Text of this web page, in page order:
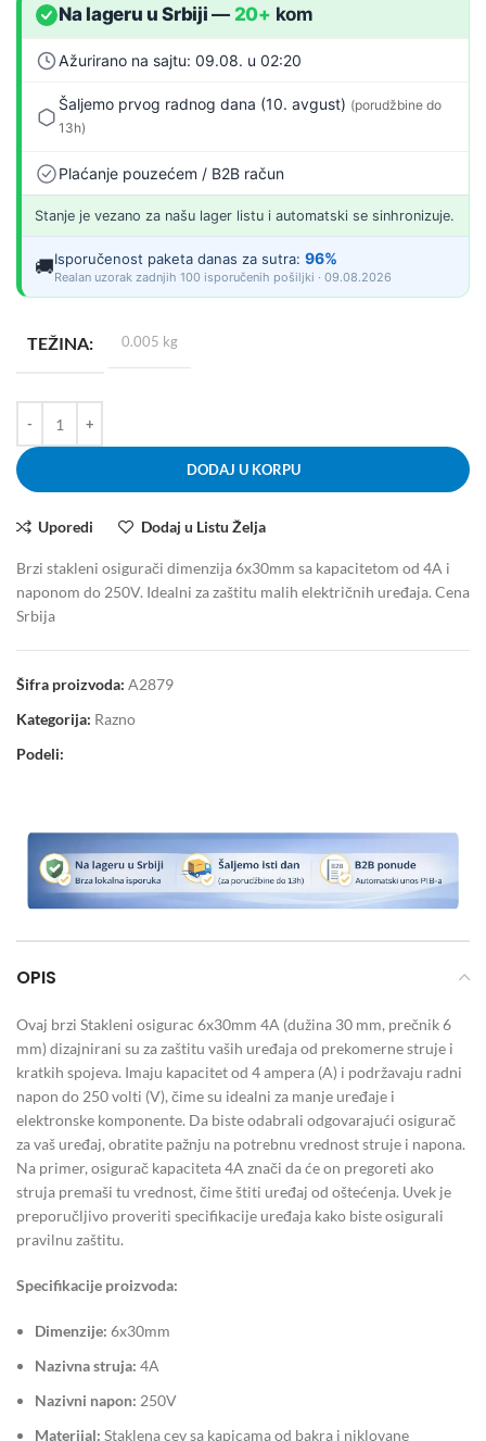
Na lageru u Srbiji — 20+ kom
Ažurirano na sajtu: 09.08. u 02:20
Šaljemo prvog radnog dana (10. avgust) (porudžbine do
13h)
Plaćanje pouzećem / B2B račun
Stanje je vezano za našu lager listu i automatski se sinhronizuje.
🚚Isporučenost paketa danas za sutra: 96%
Realan uzorak zadnjih 100 isporučenih pošiljki · 09.08.2026
TEŽINA 0.005 kg
DODAJ U KORPU
Uporedi Dodaj u Listu Želja
Brzi stakleni osigurači dimenzija 6x30mm sa kapacitetom od 4A i
naponom do 250V. Idealni za zaštitu malih električnih uređaja. Cena
Srbija
Šifra proizvoda: A2879
Kategorija: Razno
Podeli:
OPIS
Ovaj brzi Stakleni osigurac 6x30mm 4A (dužina 30 mm, prečnik 6
mm) dizajnirani su za zaštitu vaših uređaja od prekomerne struje i
kratkih spojeva. Imaju kapacitet od 4 ampera (A) i podržavaju radni
napon do 250 volti (V), čime su idealni za manje uređaje i
elektronske komponente. Da biste odabrali odgovarajući osigurač
za vaš uređaj, obratite pažnju na potrebnu vrednost struje i napona.
Na primer, osigurač kapaciteta 4A znači da će on pregoreti ako
struja premaši tu vrednost, čime štiti uređaj od oštećenja. Uvek je
preporučljivo proveriti specifikacije uređaja kako biste osigurali
pravilnu zaštitu.
Specifikacije proizvoda:
Dimenzije: 6x30mm
Nazivna struja: 4A
Nazivni napon: 250V
Materijal: Staklena cev sa kapicama od bakra i niklovane